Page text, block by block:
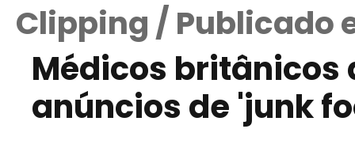
Clipping / Publicado
Médicos britânicos
anúncios de 'junk